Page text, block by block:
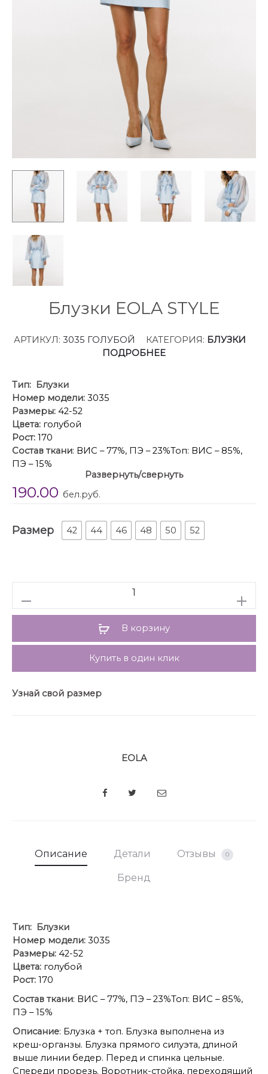
Блузки EOLA STYLE
АРТИКУЛ: 3035 ГОЛУБОЙ КАТЕГОРИЯ: БЛУЗКИ
ПОДРОБНЕЕ
Тип:
Блузки
Номер модели: 3035
Размеры: 42-52
Цвета: голубой
Рост: 170
Состав ткани: ВИС – 77%, ПЭ – 23%Топ: ВИС – 85%,
ПЭ – 15%
: Блузка + топ. Блузка выполнена из креш-
органзы. Блузка прямого силуэта, длиной выше
Рукав втачной, одношовный, расширенный к низу
и присборенный. Низ рукава на притачной
Перед и спинка топа цельные.
Длина блузки: р.42-46 – 70 см, р.48-52 – 71 см. Длина
рукава: р.42-46 – 71 см, р.48-52 – 72 см.
Гарантийный срок не установлен
ГОСТ 25294 – 2003
Развернуть/свернуть
190.00 бел.руб.
Размер 42 44 46 48 50 52
В корзину
Купить в один клик
Узнай свой размер
EOLA
SHARE
Описание Детали Отзывы 0
Бренд
Тип:
Блузки
Номер модели: 3035
Размеры: 42-52
Цвета: голубой
Рост: 170
Состав ткани: ВИС – 77%, ПЭ – 23%Топ: ВИС – 85%,
ПЭ – 15%
Описание: Блузка + топ. Блузка выполнена из
креш-органзы. Блузка прямого силуэта, длиной
выше линии бедер. Перед и спинка цельные.
Спереди прорезь. Воротник-стойка, переходящий